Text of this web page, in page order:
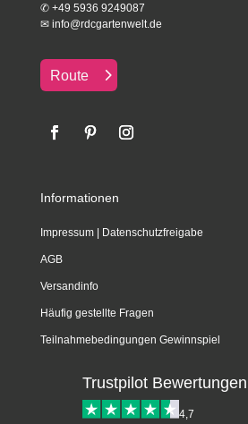
✆ +49 5936 9249087
✉ info@rdcgartenwelt.de
Route
Informationen
Impressum| Datenschutzfreigabe
AGB
Versandinfo
Häufig gestellte Fragen
Teilnahmebedingungen Gewinnspiel
Trustpilot Bewertungen
4,7